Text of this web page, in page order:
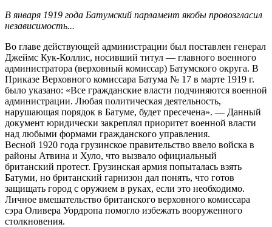
В января 1919 года Батумский парламент якобы провозгласил
независимость...
Во главе действующей администрации был поставлен генерал
Джеймс Кук-Коллис, носивший титул — главного военного
администратора (верховный комиссар) Батумского округа. В
Приказе Верховного комиссара Батума № 17 в марте 1919 г.
было указано: «Все гражданские власти подчиняются военной
администрации. Любая политическая деятельность,
нарушающая порядок в Батуме, будет пресечена». — Данный
документ юридически закреплял приоритет военной власти
над любыми формами гражданского управления.
Весной 1920 года грузинское правительство ввело войска в
районы Атвина и Хуло, что вызвало официальный
британский протест. Грузинская армия попыталась взять
Батуми, но британский гарнизон дал понять, что готов
защищать город с оружием в руках, если это необходимо.
Личное вмешательство британского верховного комиссара
сэра Оливера Уордропа помогло избежать вооруженного
столкновения.